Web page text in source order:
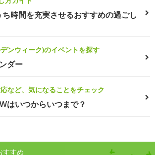
時間を充実させるおすすめの過ごし
ンウィーク)のイベントを探す
ダー
など、気になることをチェック
はいつからいつまで？
すすめ